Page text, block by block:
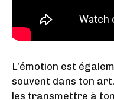
L’émotion est
souvent dans ton
les transmettre à